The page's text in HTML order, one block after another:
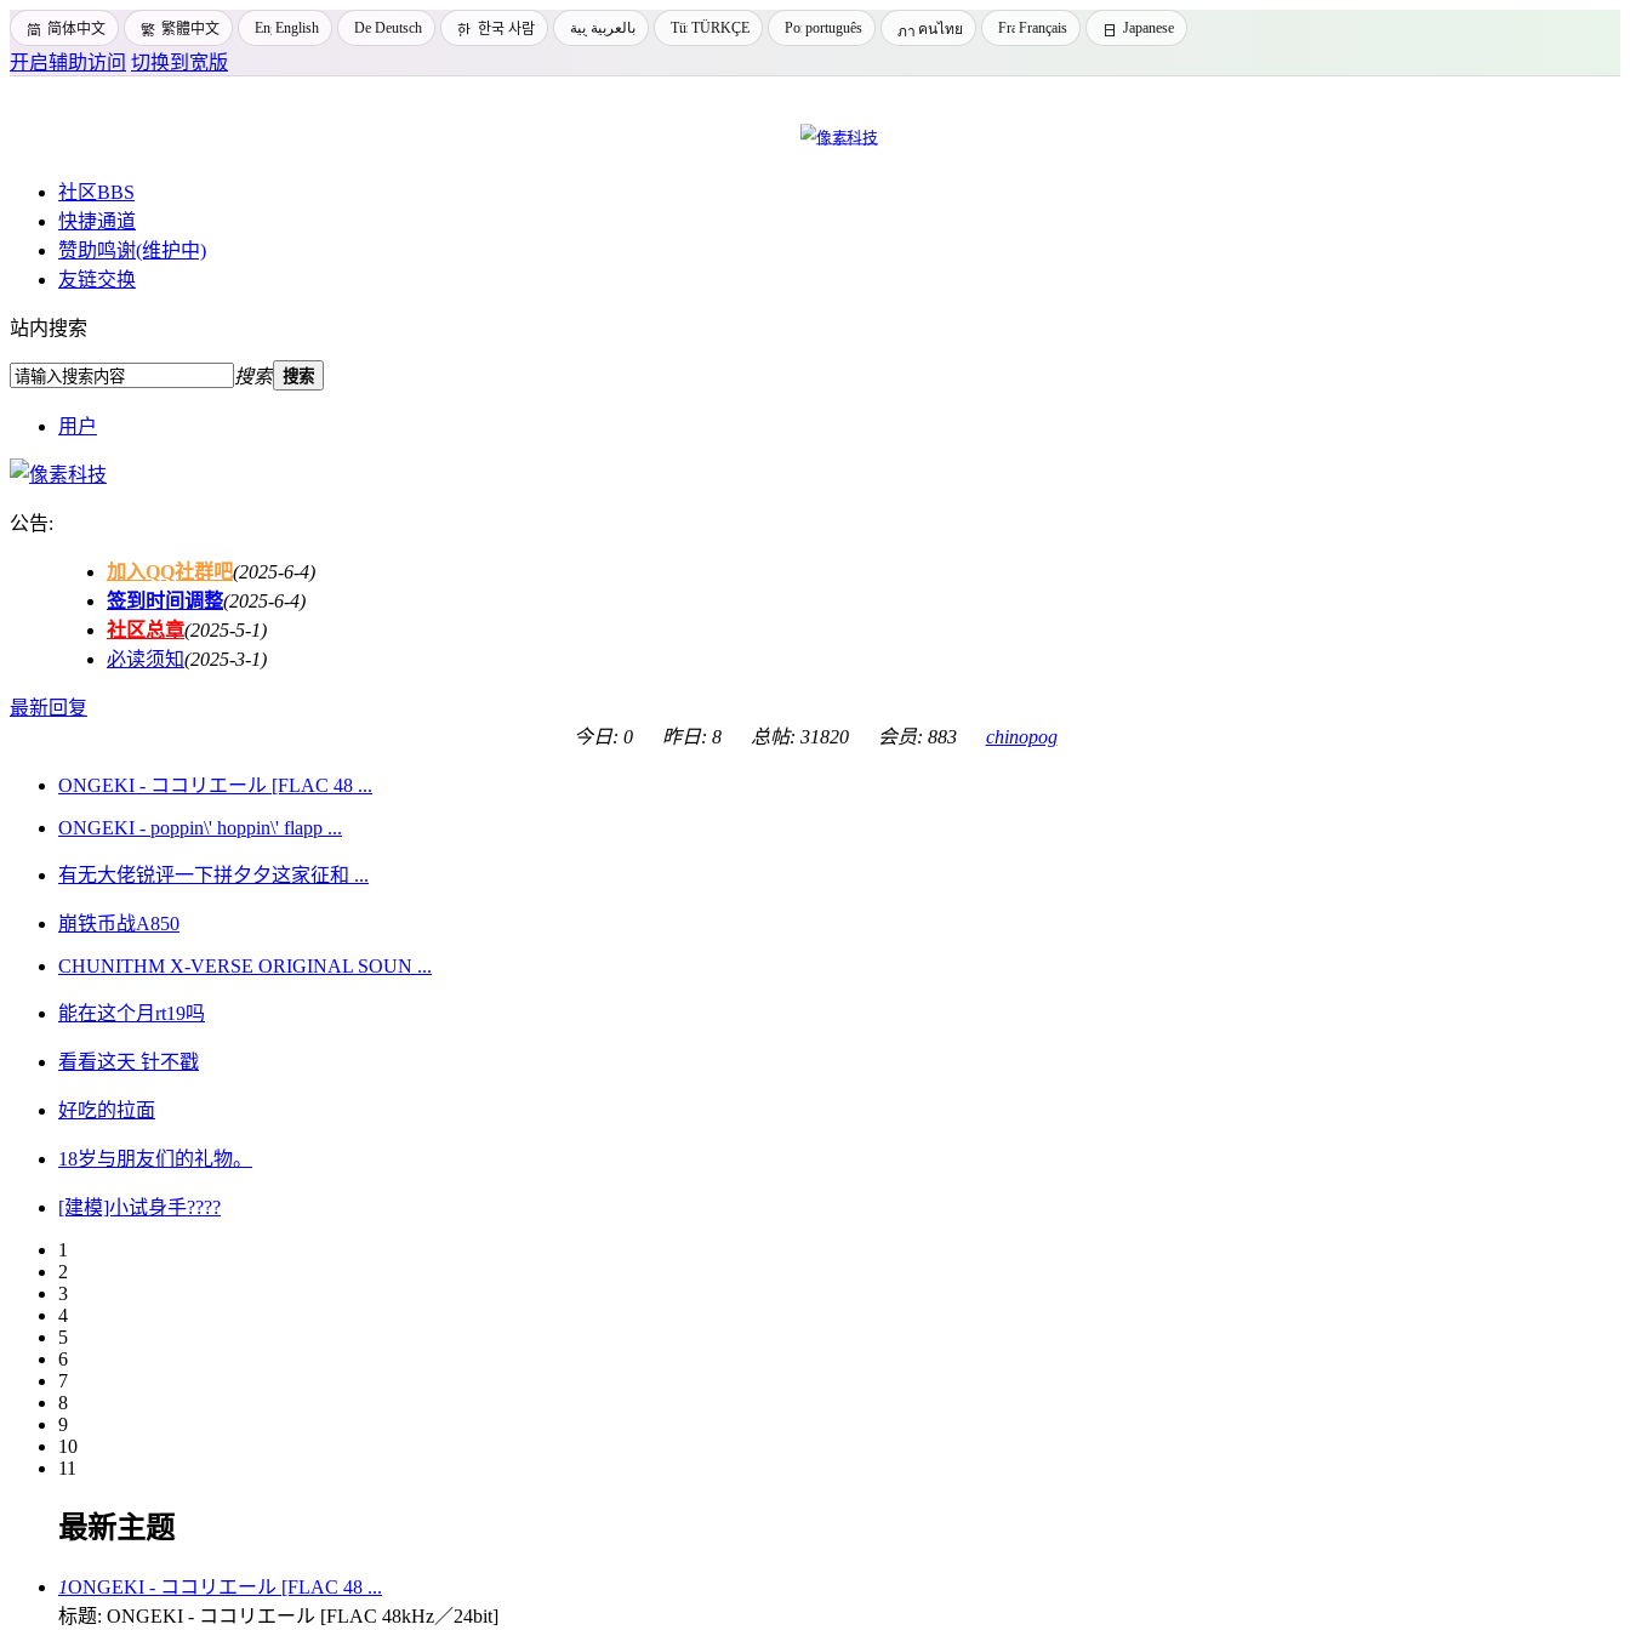
简体中文 繁體中文 English Deutsch 한국 사람 بالعربية TÜRKÇE português คนไทย Français Japanese
开启辅助访问 切换到宽版
社区BBS
快捷通道
赞助鸣谢(维护中)
友链交换
站内搜索
搜索 搜索
用户
Pixtech 社区 - 云计算、Linux 运维、网络技术与容器化交流平台
公告:
加入QQ社群吧(2025-6-4)
签到时间调整(2025-6-4)
社区总章(2025-5-1)
必读须知(2025-3-1)
最新回复
今日: 0
昨日: 8 总帖: 31820 会员: 883 chinopog
ONGEKI - ココリエール [FLAC 48 ...
ONGEKI - poppin\' hoppin\' flapp ...
有无大佬锐评一下拼夕夕这家征和 ...
崩铁币战A850
CHUNITHM X-VERSE ORIGINAL SOUN ...
能在这个月rt19吗
看看这天 针不戳
好吃的拉面
18岁与朋友们的礼物。
[建模]小试身手????
1
2
3
4
5
6
7
8
9
10
11
最新主题
1ONGEKI - ココリエール [FLAC 48 ...
标题: ONGEKI - ココリエール [FLAC 48kHz／24bit]